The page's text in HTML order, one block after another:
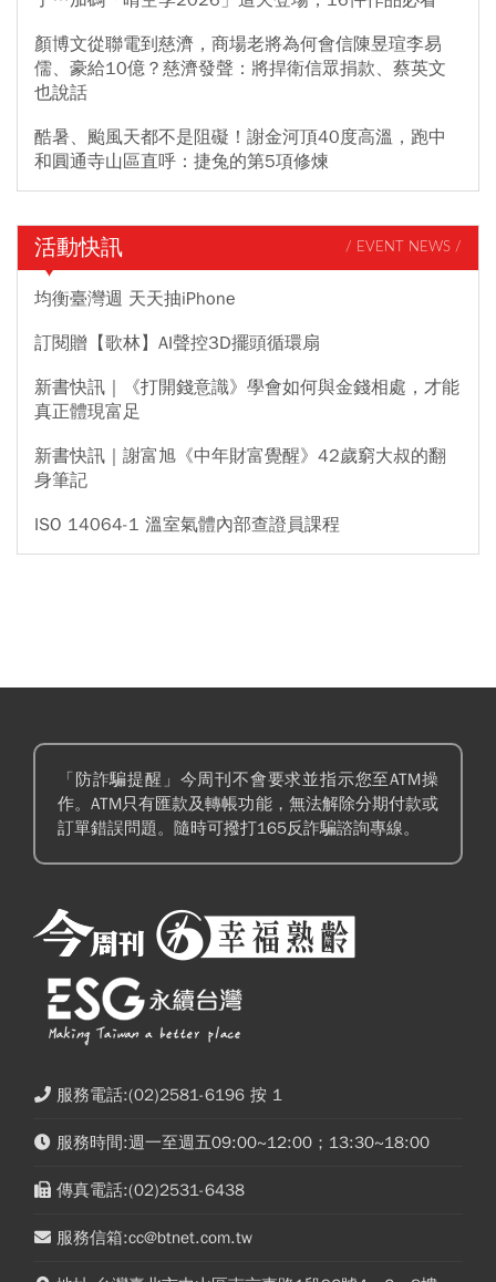
顏博文從聯電到慈濟，商場老將為何會信陳昱瑄李易
儒、豪給10億？慈濟發聲：將捍衛信眾捐款、蔡英文
也說話
酷暑、颱風天都不是阻礙！謝金河頂40度高溫，跑中
和圓通寺山區直呼：捷兔的第5項修煉
活動快訊 / EVENT NEWS /
均衡臺灣週 天天抽iPhone
訂閱贈【歌林】AI聲控3D擺頭循環扇
新書快訊｜《打開錢意識》學會如何與金錢相處，才能
真正體現富足
新書快訊｜謝富旭《中年財富覺醒》42歲窮大叔的翻
身筆記
ISO 14064-1 溫室氣體內部查證員課程
「防詐騙提醒」今周刊不會要求並指示您至ATM操
作。ATM只有匯款及轉帳功能，無法解除分期付款或
訂單錯誤問題。隨時可撥打165反詐騙諮詢專線。
服務電話:(02)2581-6196 按 1
服務時間:週一至週五09:00~12:00；13:30~18:00
傳真電話:(02)2531-6438
服務信箱:cc@btnet.com.tw